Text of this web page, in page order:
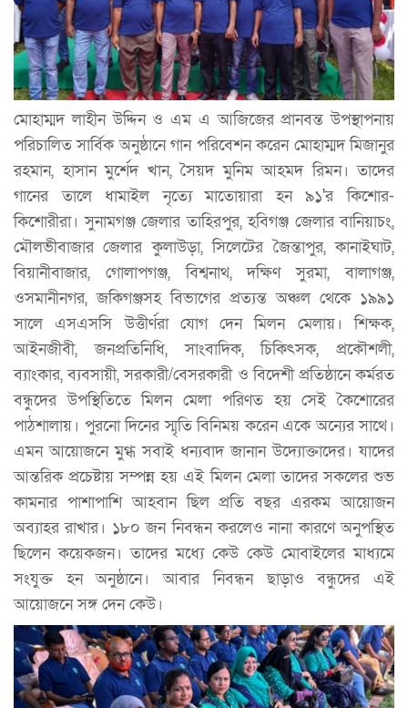
মোহাম্মদ লাহীন উদ্দিন ও এম এ আজিজের প্রানবন্ত উপস্থাপনায়
পরিচালিত সার্বিক অনুষ্ঠানে গান পরিবেশন করেন মোহাম্মদ মিজানুর
রহমান, হাসান মুর্শেদ খান, সৈয়দ মুনিম আহমদ রিমন। তাদের
গানের তালে ধামাইল নৃত্যে মাতোয়ারা হন ৯১'র কিশোর-
কিশোরীরা। সুনামগঞ্জ জেলার তাহিরপুর, হবিগঞ্জ জেলার বানিয়াচং,
মৌলভীবাজার জেলার কুলাউড়া, সিলেটের জৈন্তাপুর, কানাইঘাট,
বিয়ানীবাজার, গোলাপগঞ্জ, বিশ্বনাথ, দক্ষিণ সুরমা, বালাগঞ্জ,
ওসমানীনগর, জকিগঞ্জসহ বিভাগের প্রত্যন্ত অঞ্চল থেকে ১৯৯১
সালে এসএসসি উত্তীর্ণরা যোগ দেন মিলন মেলায়। শিক্ষক,
আইনজীবী, জনপ্রতিনিধি, সাংবাদিক, চিকিৎসক, প্রকৌশলী,
ব্যাংকার, ব্যবসায়ী, সরকারী/বেসরকারী ও বিদেশী প্রতিষ্ঠানে কর্মরত
বন্ধুদের উপস্থিতিতে মিলন মেলা পরিণত হয় সেই কৈশোরের
পাঠশালায়। পুরনো দিনের স্মৃতি বিনিময় করেন একে অন্যের সাথে।
এমন আয়োজনে মুগ্ধ সবাই ধন্যবাদ জানান উদ্যোক্তাদের। যাদের
আন্তরিক প্রচেষ্টায় সম্পন্ন হয় এই মিলন মেলা তাদের সকলের শুভ
কামনার পাশাপাশি আহবান ছিল প্রতি বছর এরকম আয়োজন
অব্যাহর রাখার। ১৮০ জন নিবন্ধন করলেও নানা কারণে অনুপস্থিত
ছিলেন কয়েকজন। তাদের মধ্যে কেউ কেউ মোবাইলের মাধ্যমে
সংযুক্ত হন অনুষ্ঠানে। আবার নিবন্ধন ছাড়াও বন্ধুদের এই
আয়োজনে সঙ্গ দেন কেউ।